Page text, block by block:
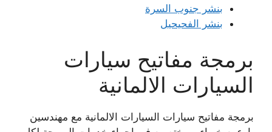
بنشر جنوب السرة
بنشر الفحيحيل
برمجة مفاتيح سيارات
السيارات الالمانية
برمجة مفاتيح سيارات السيارات الالمانية مع مهندسين